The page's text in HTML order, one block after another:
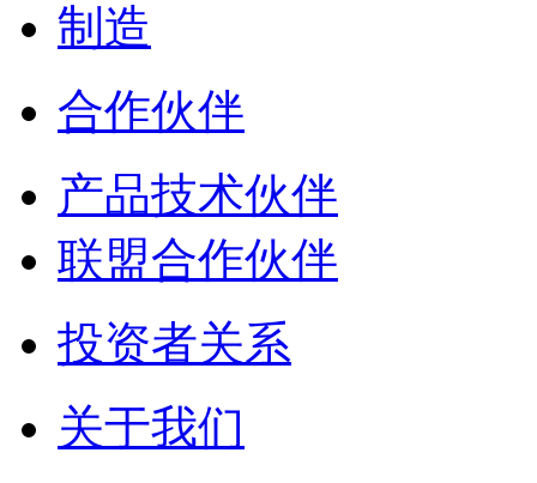
制造
合作伙伴
产品技术伙伴
联盟合作伙伴
投资者关系
关于我们